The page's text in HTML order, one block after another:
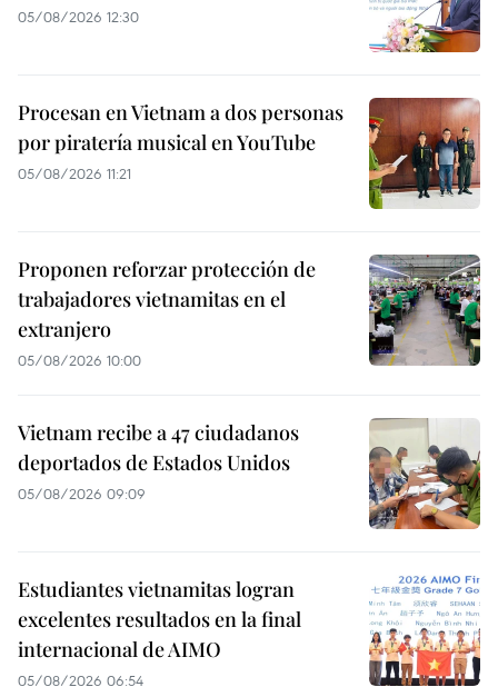
05/08/2026 12:30
Procesan en Vietnam a dos personas
por piratería musical en YouTube
05/08/2026 11:21
Proponen reforzar protección de
trabajadores vietnamitas en el
extranjero
05/08/2026 10:00
Vietnam recibe a 47 ciudadanos
deportados de Estados Unidos
05/08/2026 09:09
Estudiantes vietnamitas logran
excelentes resultados en la final
internacional de AIMO
05/08/2026 06:54